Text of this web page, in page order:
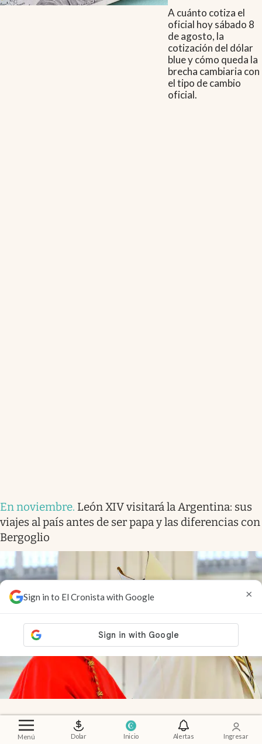
Menú Dolar Inicio Alertas Ingresar
Sign in to El Cronista with Google ×
A cuánto cotiza el
oficial hoy sábado 8
de agosto, la
cotización del dólar
blue y cómo queda la
brecha cambiaria con
el tipo de cambio
oficial.
En noviembre. León XIV visitará la Argentina: sus
viajes al país antes de ser papa y las diferencias con
Bergoglio